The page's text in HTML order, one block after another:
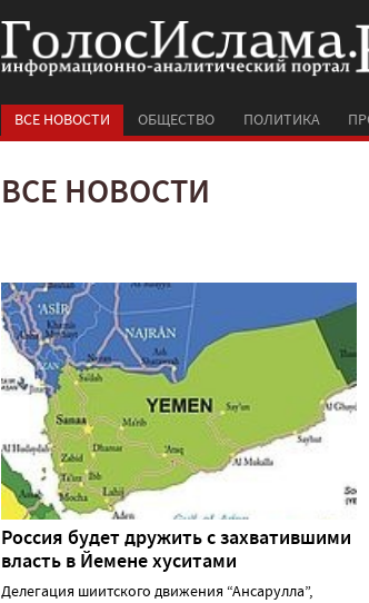
ВСЕ НОВОСТИ ОБЩЕСТВО ПОЛИТИКА
ВСЕ НОВОСТИ
Россия будет дружить с захватившими
власть в Йемене хуситами
Делегация шиитского движения “Ансарулла”,